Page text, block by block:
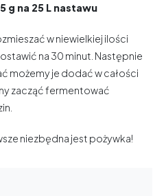
g na 25 L nastawu
w niewielkiej ilości
na 30 minut. Następnie
możemy je dodać w całości
zacząć fermentować
niezbędna jest pożywka!